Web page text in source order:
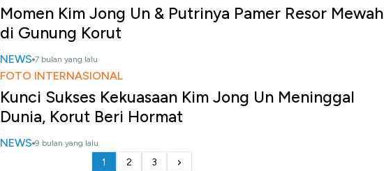
Momen Kim Jong Un & Putrinya Pamer Resor Mewah
di Gunung Korut
NEWS 7 bulan yang lalu
FOTO INTERNASIONAL
Kunci Sukses Kekuasaan Kim Jong Un Meninggal
Dunia, Korut Beri Hormat
NEWS 9 bulan yang lalu
1 2 3